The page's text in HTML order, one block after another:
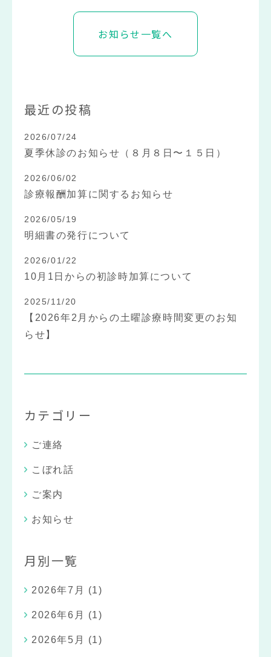
お知らせ一覧へ
最近の投稿
2026/07/24
夏季休診のお知らせ（８月８日〜１５日）
2026/06/02
診療報酬加算に関するお知らせ
2026/05/19
明細書の発行について
2026/01/22
10月1日からの初診時加算について
2025/11/20
【2026年2月からの土曜診療時間変更のお知
らせ】
カテゴリー
ご連絡
こぼれ話
ご案内
お知らせ
月別一覧
2026年7月 (1)
2026年6月 (1)
2026年5月 (1)